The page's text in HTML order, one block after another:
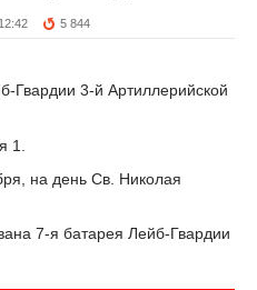
5 844
Гвардии 3-й Артиллерийской
1.
на день Св. Николая
7-я батарея Лейб-Гвардии